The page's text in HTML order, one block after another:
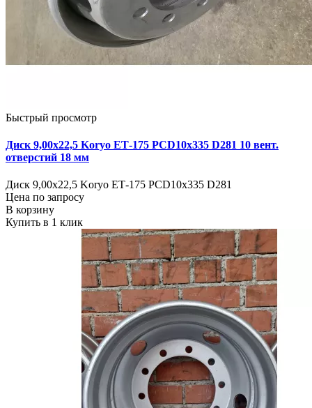
Быстрый просмотр
Диск 9,00х22,5 Koryo ЕТ-175 PCD10x335 D281 10 вент.
отверстий 18 мм
Диск 9,00х22,5 Koryo ЕТ-175 PCD10x335 D281
Цена по запросу
В корзину
Купить в 1 клик